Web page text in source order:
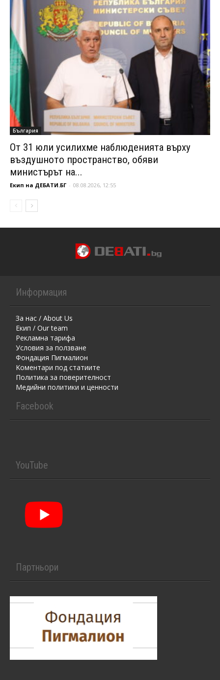
България
От 31 юли усилихме наблюденията върху
въздушното пространство, обяви
министърът на...
Екип на ДЕБАТИ.БГ - 08.08.2026, 12:55
Информация
За нас / About Us
Екип / Our team
Рекламна тарифа
Условия за ползване
Фондация Пигмалион
Kоментaри под статиите
Политика за поверителност
Медийни политики и ценности
Facebook
YouTube
Партньори